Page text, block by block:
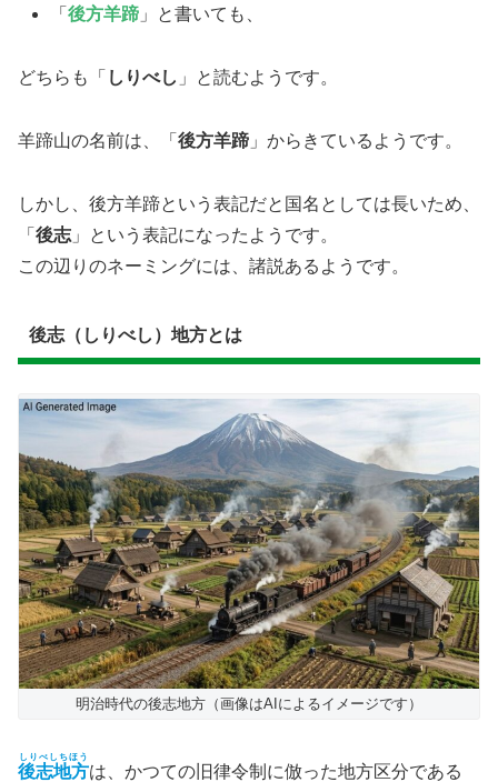
「後方羊蹄 」と書いても、
どちらも「 しりべし 」と読むようです。
羊蹄山の名前は、「 後方羊蹄 」からきているようです。
しかし、後方羊蹄という表記だと国名としては長いため、
「 後志 」という表記になったようです。
この辺りのネーミングには、諸説あるようです。
後志（しりべし）地方とは
明治時代の後志地方（画像はAIによるイメージです）
後志地方
しりべしちほう
は、かつての旧律令制に倣った地方区分である